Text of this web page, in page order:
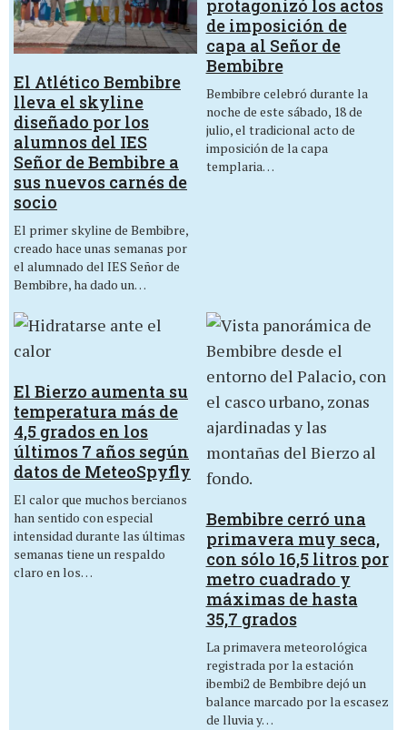
El Atlético Bembibre
lleva el skyline
diseñado por los
alumnos del IES
Señor de Bembibre a
sus nuevos carnés de
socio
El primer skyline de Bembibre,
creado hace unas semanas por
el alumnado del IES Señor de
Bembibre, ha dado un…
protagonizó los actos
de imposición de
capa al Señor de
Bembibre
Bembibre celebró durante la
noche de este sábado, 18 de
julio, el tradicional acto de
imposición de la capa
templaria…
El Bierzo aumenta su
temperatura más de
4,5 grados en los
últimos 7 años según
datos de MeteoSpyfly
El calor que muchos bercianos
han sentido con especial
intensidad durante las últimas
semanas tiene un respaldo
claro en los…
Bembibre cerró una
primavera muy seca,
con sólo 16,5 litros por
metro cuadrado y
máximas de hasta
35,7 grados
La primavera meteorológica
registrada por la estación
ibembi2 de Bembibre dejó un
balance marcado por la escasez
de lluvia y…